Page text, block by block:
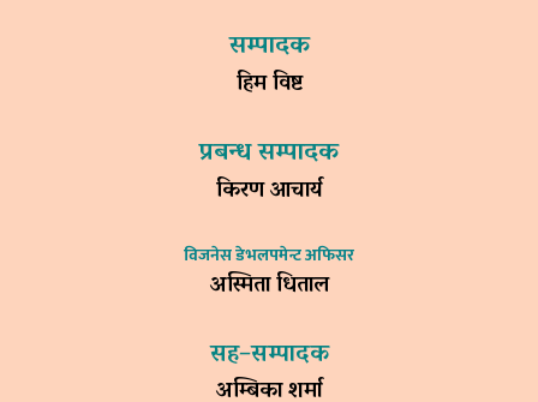
सम्पादक
हिम विष्ट
प्रबन्ध सम्पादक
किरण आचार्य
विजनेस डेभलपमेन्ट अफिसर
अस्मिता धिताल
सह–सम्पादक
अम्बिका शर्मा